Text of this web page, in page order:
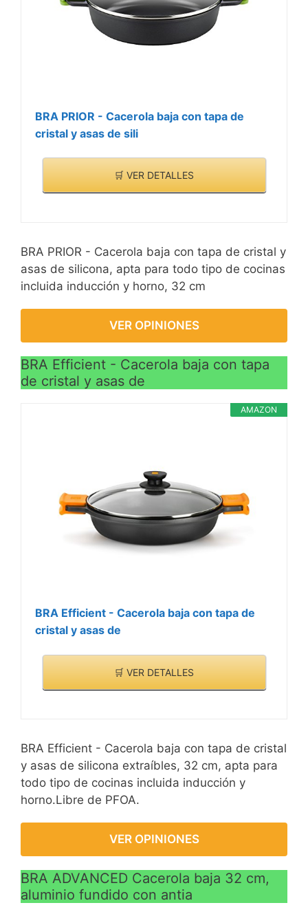
BRA PRIOR - Cacerola baja con tapa de
cristal y asas de sili
🛒 VER DETALLES
BRA PRIOR - Cacerola baja con tapa de cristal y
asas de silicona, apta para todo tipo de cocinas
incluida inducción y horno, 32 cm
VER OPINIONES
BRA Efficient - Cacerola baja con tapa
de cristal y asas de
AMAZON
BRA Efficient - Cacerola baja con tapa de
cristal y asas de
🛒 VER DETALLES
BRA Efficient - Cacerola baja con tapa de cristal
y asas de silicona extraíbles, 32 cm, apta para
todo tipo de cocinas incluida inducción y
horno.Libre de PFOA.
VER OPINIONES
BRA ADVANCED Cacerola baja 32 cm,
aluminio fundido con antia